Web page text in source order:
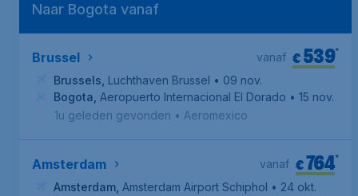
Naar Bogota vanaf
Brussel €539*
vanaf
Brussels Luchthaven Brussel • 09 nov.
Bogota Aeropuerto Internacional El Dorado • 15 nov.
1u geleden gevonden • Aeromexico
Amsterdam €764*
vanaf
Amsterdam Amsterdam Airport Schiphol • 24 okt.